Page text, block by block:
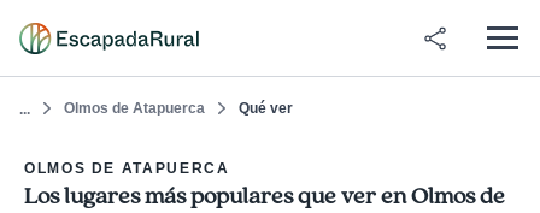
... Olmos de Atapuerca Qué ver
OLMOS DE ATAPUERCA
Los lugares más populares que ver en Olmos de